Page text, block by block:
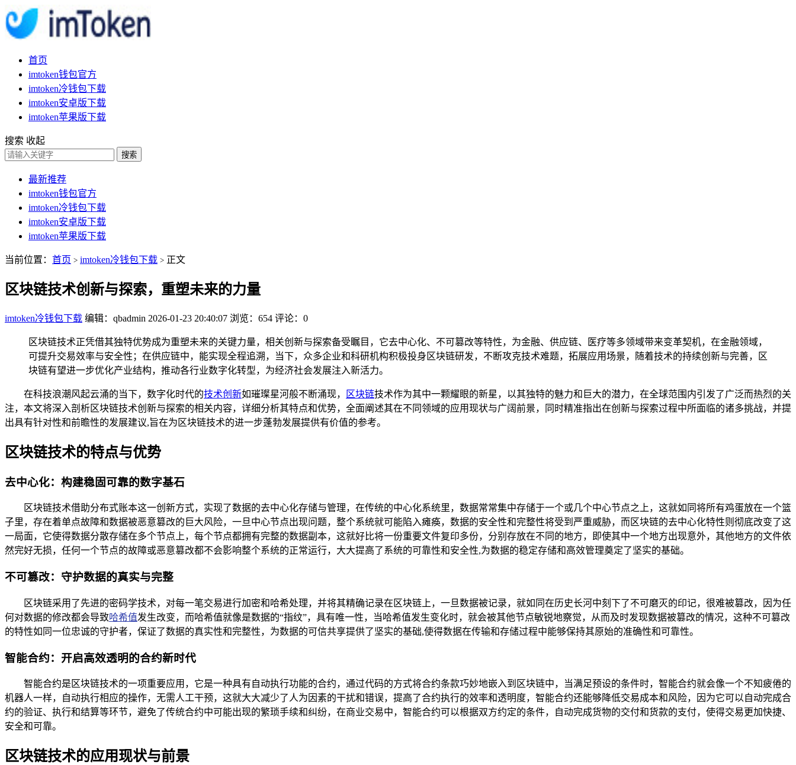
首页
imtoken钱包官方
imtoken冷钱包下载
imtoken安卓版下载
imtoken苹果版下载
搜索 收起
搜索
最新推荐
imtoken钱包官方
imtoken冷钱包下载
imtoken安卓版下载
imtoken苹果版下载
当前位置： 首页 > imtoken冷钱包下载 > 正文
区块链技术创新与探索，重塑未来的力量
imtoken冷钱包下载 编辑：qbadmin 2026-01-23 20:40:07 浏览：654 评论：0
区块链技术正凭借其独特优势成为重塑未来的关键力量，相关创新与探索备受瞩目，它去中心化、不可篡改等特性，为金融、供应链、医疗等多领域带来变革契机，在金融领域，
可提升交易效率与安全性；在供应链中，能实现全程追溯，当下，众多企业和科研机构积极投身区块链研发，不断攻克技术难题，拓展应用场景，随着技术的持续创新与完善，区
块链有望进一步优化产业结构，推动各行业数字化转型，为经济社会发展注入新活力。
在科技浪潮风起云涌的当下，数字化时代的技术创新如璀璨星河般不断涌现， 区块链技术作为其中一颗耀眼的新星，以其独特的魅力和巨大的潜力，在全球范围内引发了广泛而热烈的关
注，本文将深入剖析区块链技术创新与探索的相关内容，详细分析其特点和优势，全面阐述其在不同领域的应用现状与广阔前景，同时精准指出在创新与探索过程中所面临的诸多挑战，并提
出具有针对性和前瞻性的发展建议,旨在为区块链技术的进一步蓬勃发展提供有价值的参考。
区块链技术的特点与优势
去中心化：构建稳固可靠的数字基石
区块链技术借助分布式账本这一创新方式，实现了数据的去中心化存储与管理，在传统的中心化系统里，数据常常集中存储于一个或几个中心节点之上，这就如同将所有鸡蛋放在一个篮
子里，存在着单点故障和数据被恶意篡改的巨大风险，一旦中心节点出现问题，整个系统就可能陷入瘫痪，数据的安全性和完整性将受到严重威胁，而区块链的去中心化特性则彻底改变了这
一局面，它使得数据分散存储在多个节点上，每个节点都拥有完整的数据副本，这就好比将一份重要文件复印多份，分别存放在不同的地方，即使其中一个地方出现意外，其他地方的文件依
然完好无损，任何一个节点的故障或恶意篡改都不会影响整个系统的正常运行，大大提高了系统的可靠性和安全性,为数据的稳定存储和高效管理奠定了坚实的基础。
不可篡改：守护数据的真实与完整
区块链采用了先进的密码学技术，对每一笔交易进行加密和哈希处理，并将其精确记录在区块链上，一旦数据被记录，就如同在历史长河中刻下了不可磨灭的印记，很难被篡改，因为任
何对数据的修改都会导致哈希值发生改变，而哈希值就像是数据的“指纹”，具有唯一性，当哈希值发生变化时，就会被其他节点敏锐地察觉，从而及时发现数据被篡改的情况，这种不可篡改
的特性如同一位忠诚的守护者，保证了数据的真实性和完整性，为数据的可信共享提供了坚实的基础,使得数据在传输和存储过程中能够保持其原始的准确性和可靠性。
智能合约：开启高效透明的合约新时代
智能合约是区块链技术的一项重要应用，它是一种具有自动执行功能的合约，通过代码的方式将合约条款巧妙地嵌入到区块链中，当满足预设的条件时，智能合约就会像一个不知疲倦的
机器人一样，自动执行相应的操作，无需人工干预，这就大大减少了人为因素的干扰和错误，提高了合约执行的效率和透明度，智能合约还能够降低交易成本和风险，因为它可以自动完成合
约的验证、执行和结算等环节，避免了传统合约中可能出现的繁琐手续和纠纷，在商业交易中，智能合约可以根据双方约定的条件，自动完成货物的交付和货款的支付，使得交易更加快捷、
安全和可靠。
区块链技术的应用现状与前景